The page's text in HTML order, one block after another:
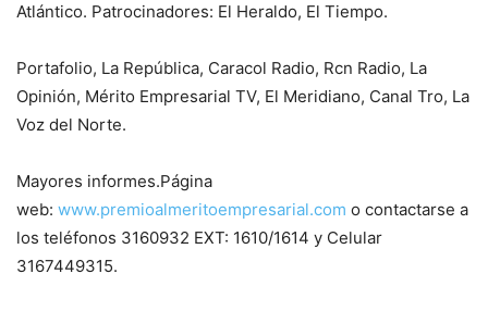
Atlántico. Patrocinadores: El Heraldo, El Tiempo.
Portafolio, La República, Caracol Radio, Rcn Radio, La
Opinión, Mérito Empresarial TV, El Meridiano, Canal Tro, La
Voz del Norte.
Mayores informes.Página
web: www.premioalmeritoempresarial.com o contactarse a
los teléfonos 3160932 EXT: 1610/1614 y Celular
3167449315.